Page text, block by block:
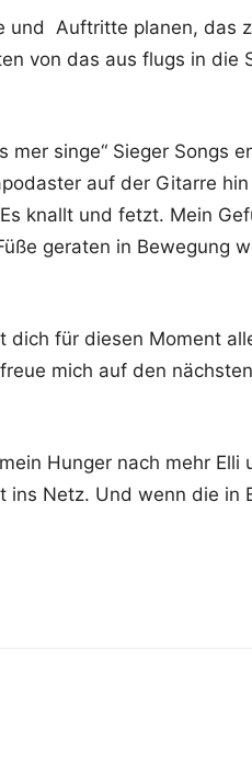
und Auftritte planen, das
von das aus flugs in die
mer singe“ Sieger Songs
auf der Gitarre
knallt und fetzt. Mein
geraten in Bewegung
dich für diesen Moment
mich auf den
Hunger nach mehr Elli
Netz. Und wenn die in